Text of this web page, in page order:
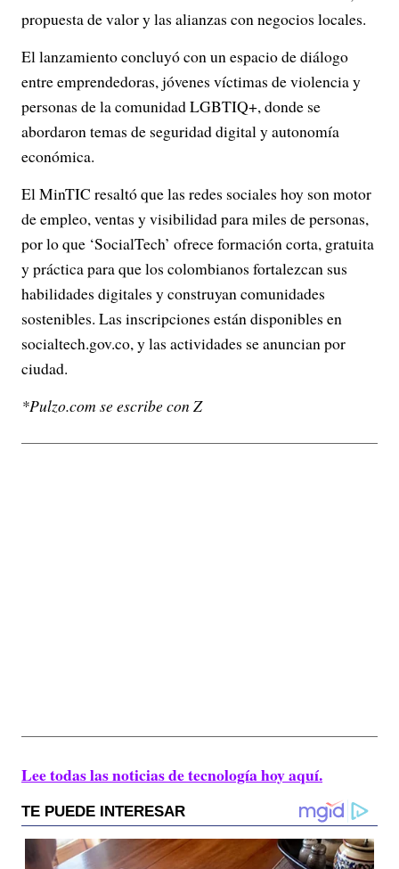
propuesta de valor y las alianzas con negocios locales.
El lanzamiento concluyó con un espacio de diálogo
entre emprendedoras, jóvenes víctimas de violencia y
personas de la comunidad LGBTIQ+, donde se
abordaron temas de seguridad digital y autonomía
económica.
El MinTIC resaltó que las redes sociales hoy son motor
de empleo, ventas y visibilidad para miles de personas,
por lo que ‘SocialTech’ ofrece formación corta, gratuita
y práctica para que los colombianos fortalezcan sus
habilidades digitales y construyan comunidades
sostenibles. Las inscripciones están disponibles en
socialtech.gov.co, y las actividades se anuncian por
ciudad.
*Pulzo.com se escribe con Z
Lee todas las noticias de tecnología hoy aquí.